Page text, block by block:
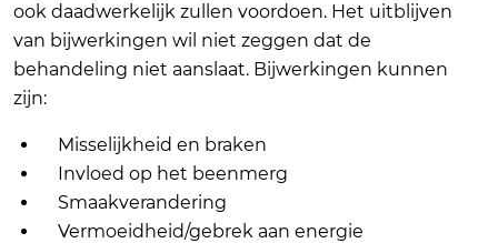
ook daadwerkelijk zullen voordoen. Het uitblijven
van bijwerkingen wil niet zeggen dat de
behandeling niet aanslaat. Bijwerkingen kunnen
zijn:
Misselijkheid en braken
Invloed op het beenmerg
Smaakverandering
Vermoeidheid/gebrek aan energie